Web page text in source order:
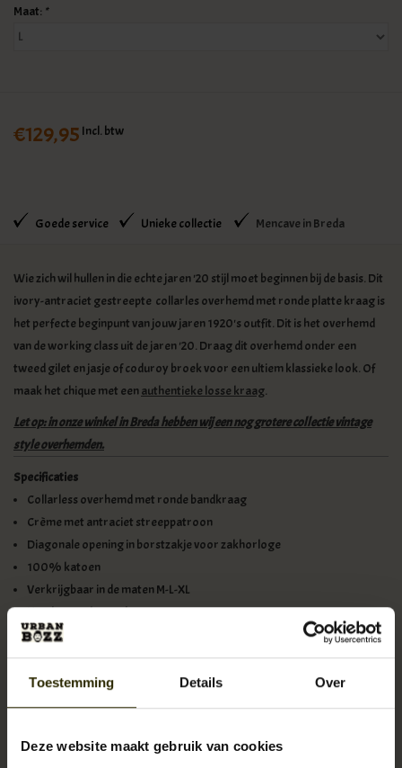
Toestemming Details Over
Deze website maakt gebruik van cookies
Maat: *
€129,95 Incl. btw
Goede service Unieke collectie Mencave in Breda
Wie zich wil hullen in die echte jaren '20 stijl moet beginnen bij de basis. Dit
ivory-antraciet gestreepte collarles overhemd met ronde platte kraag is
het perfecte beginpunt van jouw jaren 1920's outfit. Dit is het overhemd
van de working class uit de jaren '20. Draag dit overhemd onder een
tweed gilet en jasje of coduroy broek voor een ultiem klassieke look. Of
maak het chique met eenauthentieke losse kraag.
Let op: in onze winkel in Breda hebben wij een nog grotere collectie vintage
style overhemden.
Specificaties
Collarless overhemd met ronde bandkraag
Crème met antraciet streeppatroon
Diagonale opening in borstzakje voor zakhorloge
100% katoen
Verkrijgbaar in de maten M-L-XL
Handgemaakt product
Exact zoals in de jaren '20
Let op, afwijkende maten: